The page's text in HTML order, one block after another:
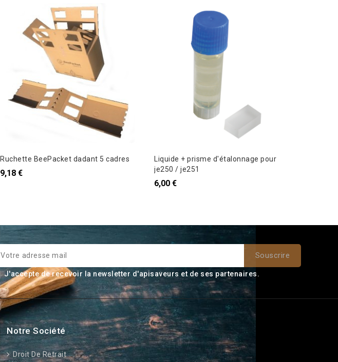
Ruchette BeePacket dadant 5 cadres
9,18 €
Liquide + prisme d'étalonnage pour
je250 / je251
6,00 €
J'accepte de recevoir la newsletter d'apisaveurs et de ses partenaires.
Notre Société
Droit De Retrait